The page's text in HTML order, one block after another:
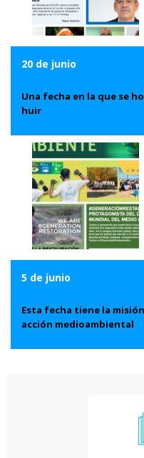
20 de junio
Una fecha en la que se
huir
5 de junio
Esta fecha tiene la
acción medioambiental